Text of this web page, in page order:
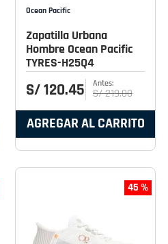
Ocean Pacific
Zapatilla Urbana
Hombre Ocean Pacific
TYRES-H25Q4
S/120.45 S/219.00
AGREGAR AL CARRITO
45 %